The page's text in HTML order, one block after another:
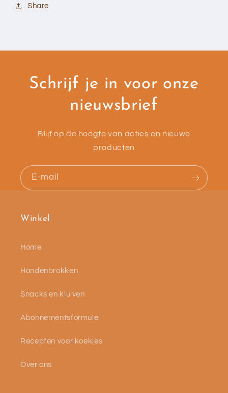
Share
Schrijf je in voor onze
nieuwsbrief
Blijf op de hoogte van acties en nieuwe
producten
E‑mail
Winkel
Home
Hondenbrokken
Snacks en kluiven
Abonnementsformule
Recepten voor koekjes
Over ons